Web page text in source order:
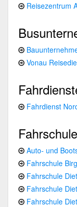
Reisezentrum
Vonau
Fahrdienst
Auto- und
Fahrschule
Fahrschule
Fahrschule
Fahrschule